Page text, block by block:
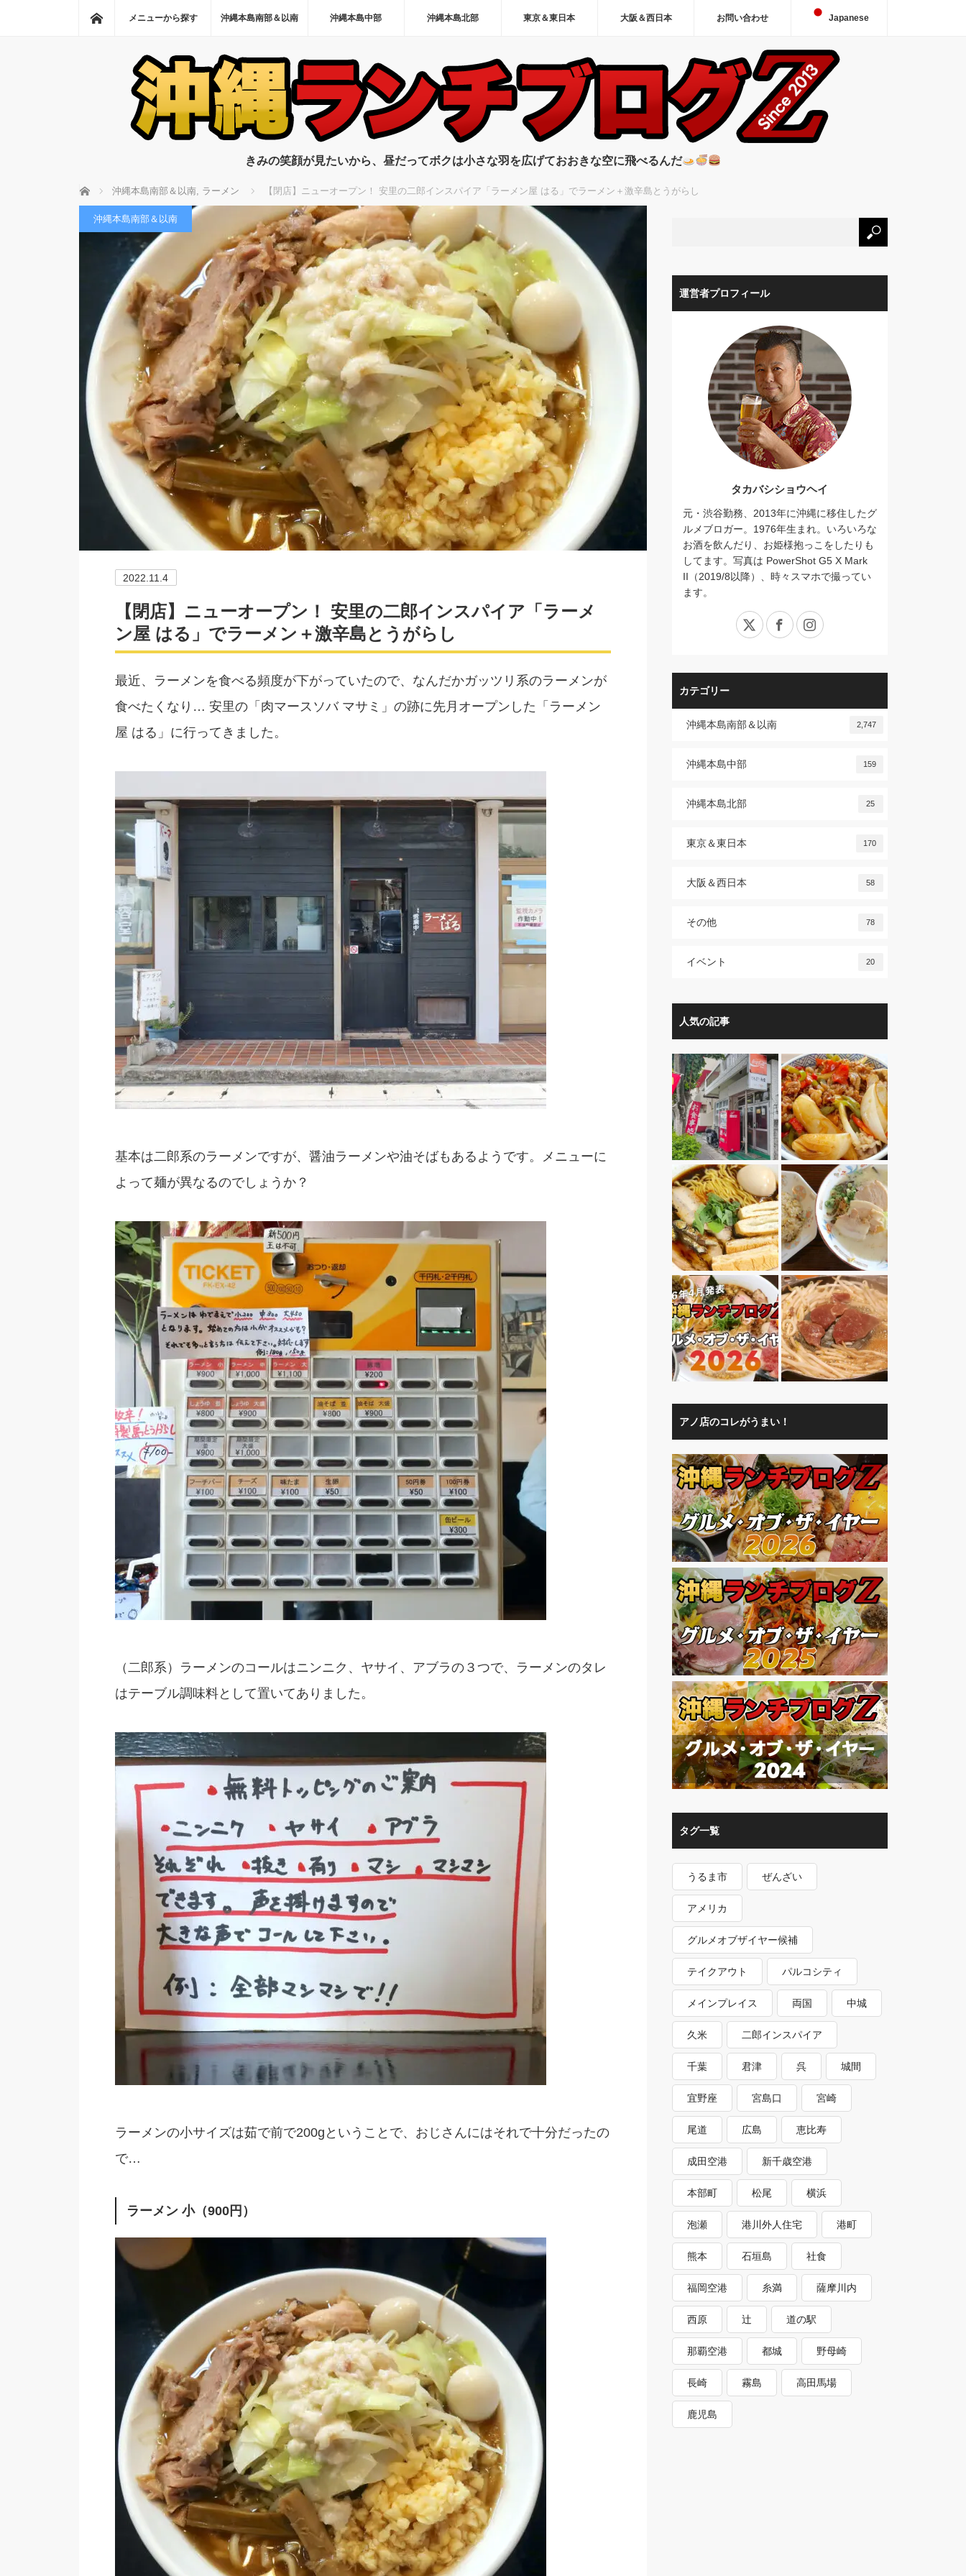
ホーム
メニューから探す 沖縄本島南部＆以南 沖縄本島中部 沖縄本島北部 東京＆東日本 大阪＆西日本 お問い合わせ Japanese
きみの笑顔が見たいから、昼だってボクは小さな羽を広げておおきな空に飛べるんだ
ホーム 沖縄本島南部＆以南, ラーメン 【閉店】ニューオープン！ 安里の二郎インスパイア「ラーメン屋 はる」でラーメン＋激辛島とうがらし
沖縄本島南部＆以南
2022.11.4
【閉店】ニューオープン！ 安里の二郎インスパイア「ラーメ
ン屋 はる」でラーメン＋激辛島とうがらし
最近、ラーメンを食べる頻度が下がっていたので、なんだかガッツリ系のラーメンが
食べたくなり… 安里の「肉マースソバ マサミ」の跡に先月オープンした「ラーメン
屋 はる」に行ってきました。
基本は二郎系のラーメンですが、醤油ラーメンや油そばもあるようです。メニューに
よって麺が異なるのでしょうか？
（二郎系）ラーメンのコールはニンニク、ヤサイ、アブラの３つで、ラーメンのタレ
はテーブル調味料として置いてありました。
ラーメンの小サイズは茹で前で200gということで、おじさんにはそれで十分だったの
で…
ラーメン 小（900円）
運営者プロフィール
タカバシショウヘイ
元・渋谷勤務、2013年に沖縄に移住したグ
ルメブロガー。1976年生まれ。いろいろな
お酒を飲んだり、お姫様抱っこをしたりも
してます。写真は PowerShot G5 X Mark
II（2019/8以降）、時々スマホで撮ってい
ます。
X FacebookInstagram
カテゴリー
沖縄本島南部＆以南 2,747
沖縄本島中部 159
沖縄本島北部 25
東京＆東日本 170
大阪＆西日本 58
その他 78
イベント 20
人気の記事
アノ店のコレがうまい！
タグ一覧
うるま市 ぜんざい
アメリカ
グルメオブザイヤー候補
テイクアウト パルコシティ
メインプレイス 両国 中城
久米 二郎インスパイア
千葉 君津 呉 城間
宜野座 宮島口 宮崎
尾道 広島 恵比寿
成田空港 新千歳空港
本部町 松尾 横浜
泡瀬 港川外人住宅 港町
熊本 石垣島 社食
福岡空港 糸満 薩摩川内
西原 辻 道の駅
那覇空港 都城 野母崎
長崎 霧島 高田馬場
鹿児島